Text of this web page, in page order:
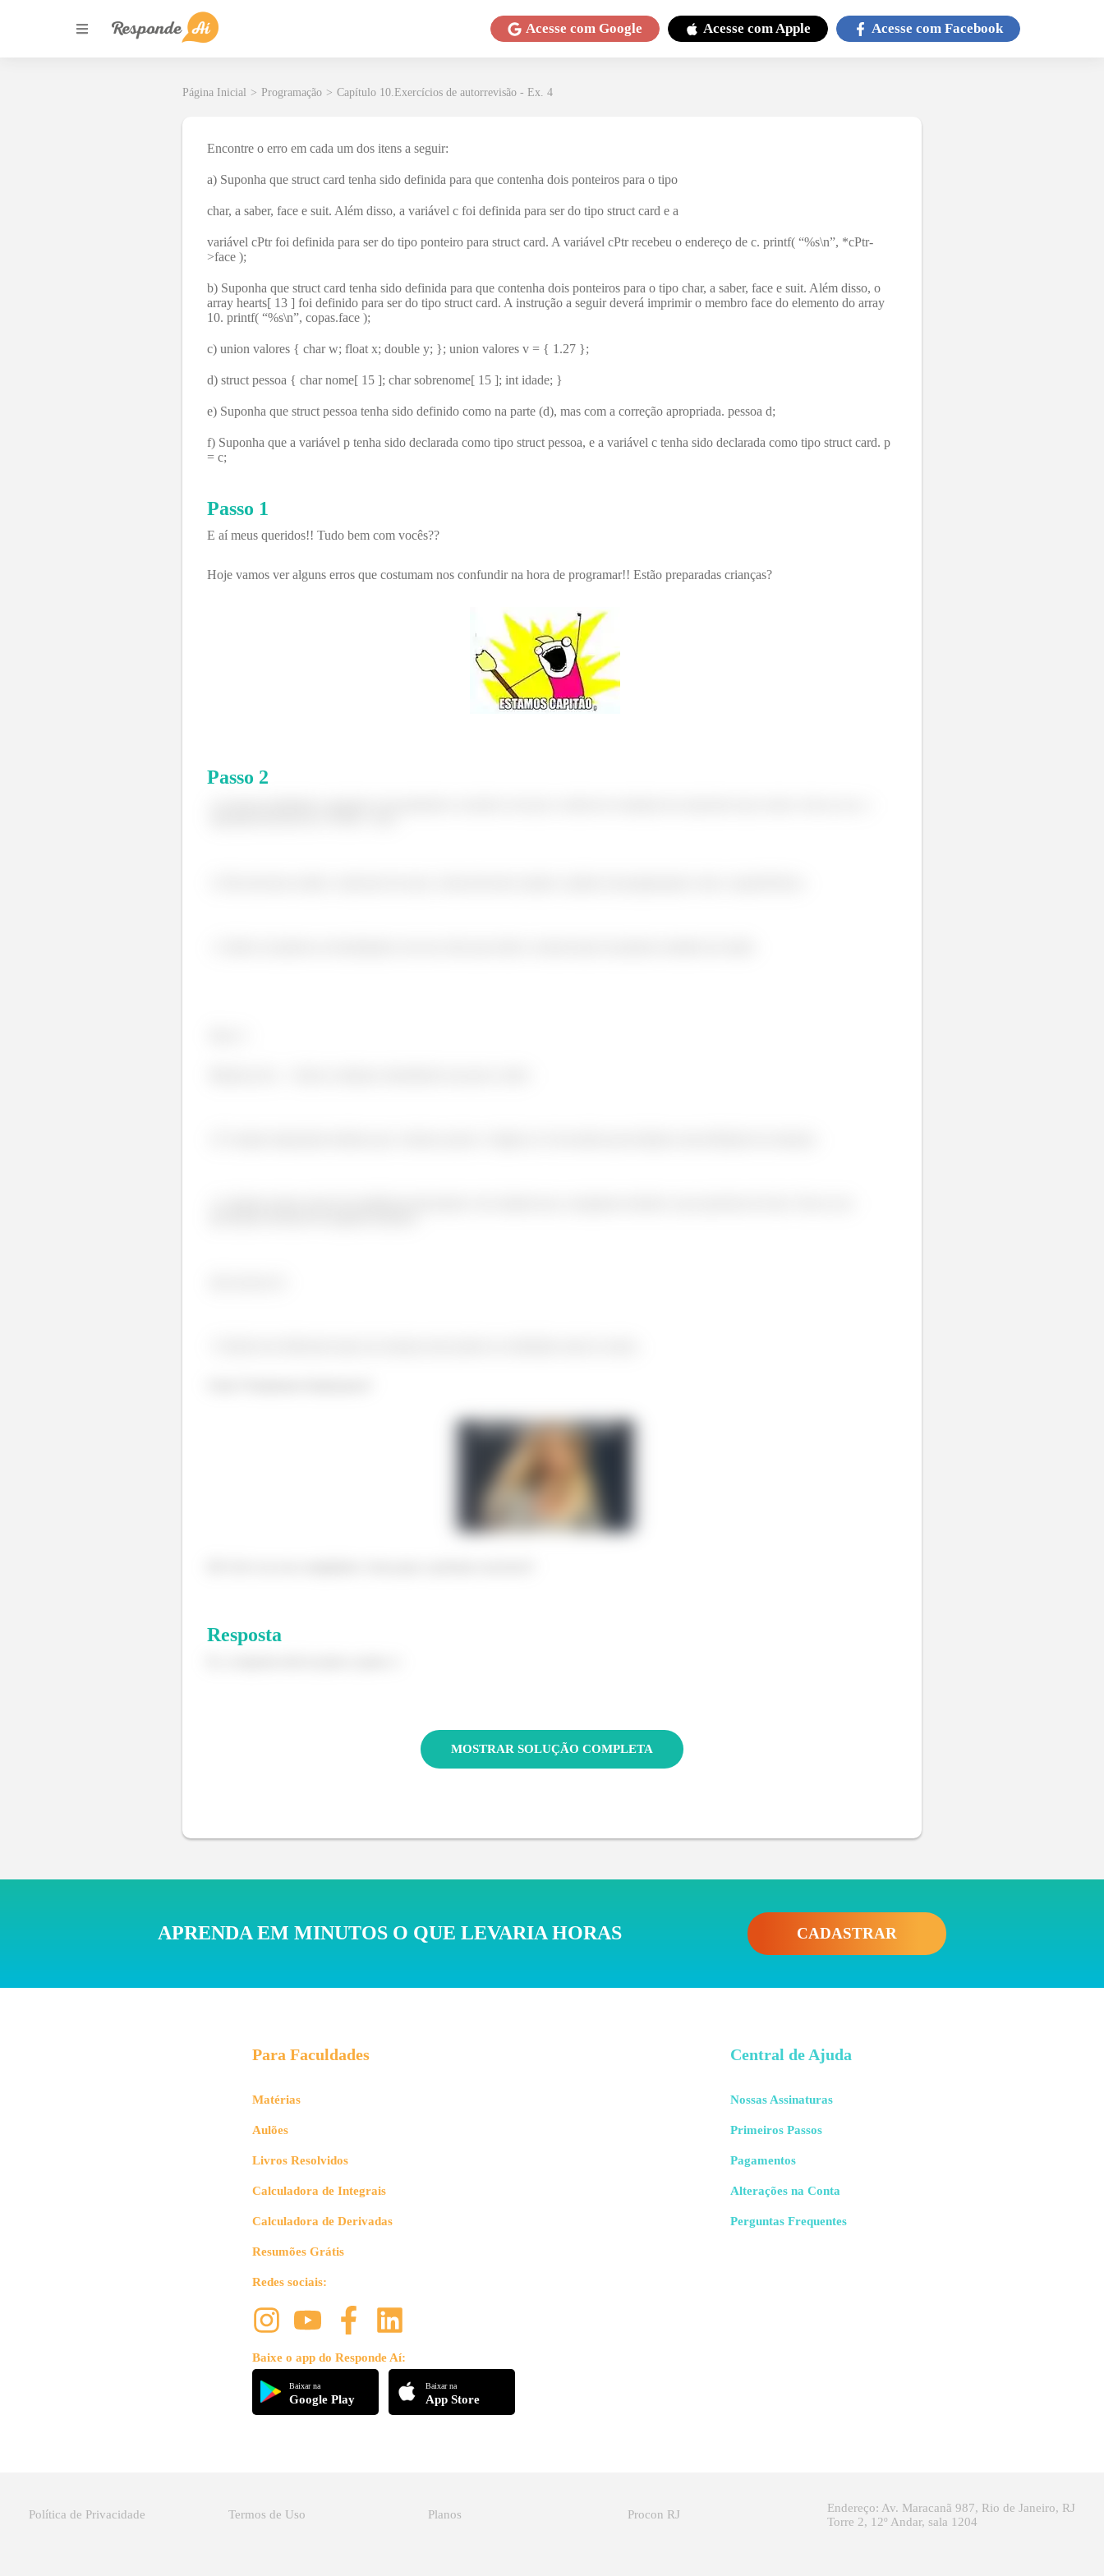
Acesse com Google Acesse comApple Acesse com Facebook
Página Inicial > Programação > Capítulo 10.Exercícios de autorrevisão - Ex. 4
Encontre o erro em cada um dos itens a seguir:
a) Suponha que struct card tenha sido definida para que contenha dois ponteiros para o tipo
char, a saber, face e suit. Além disso, a variável c foi definida para ser do tipo struct card e a
variável cPtr foi definida para ser do tipo ponteiro para struct card. A variável cPtr recebeu o endereço de c. printf( “%s\n”, *cPtr-
>face );
b) Suponha que struct card tenha sido definida para que contenha dois ponteiros para o tipo char, a saber, face e suit. Além disso, o
array hearts[ 13 ] foi definido para ser do tipo struct card. A instrução a seguir deverá imprimir o membro face do elemento do array
10. printf( “%s\n”, copas.face );
c) union valores { char w; float x; double y; }; union valores v = { 1.27 };
d) struct pessoa { char nome[ 15 ]; char sobrenome[ 15 ]; int idade; }
e) Suponha que struct pessoa tenha sido definido como na parte (d), mas com a correção apropriada. pessoa d;
f) Suponha que a variável p tenha sido declarada como tipo struct pessoa, e a variável c tenha sido declarada como tipo struct card. p
= c;
Passo 1
E aí meus queridos!! Tudo bem com vocês??
Hoje vamos ver alguns erros que costumam nos confundir na hora de programar!! Estão preparadas crianças?
Passo 2
Resposta
MOSTRAR SOLUÇÃO COMPLETA
APRENDA EM MINUTOS O QUE LEVARIA HORAS CADASTRAR
Para Faculdades
Matérias
Aulões
Livros Resolvidos
Calculadora de Integrais
Calculadora de Derivadas
Resumões Grátis
Redes sociais:
Baixe o app do Responde Aí:
Baixar na
Google Play
Baixar na
App Store
Central de Ajuda
Nossas Assinaturas
Primeiros Passos
Pagamentos
Alterações na Conta
Perguntas Frequentes
Política de Privacidade Termos de Uso Planos Procon RJ
Endereço: Av. Maracanã 987, Rio de Janeiro, RJ
Torre 2, 12º Andar, sala 1204